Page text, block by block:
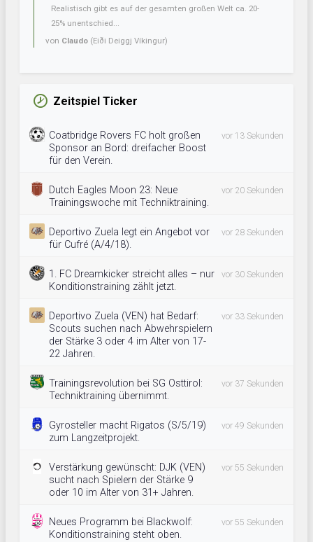
Realistisch gibt es auf der gesamten großen Welt ca. 20-
25% unentschied...
von Claudo (Eiði Deiggj Víkingur)
Zeitspiel Ticker
Coatbridge Rovers FC holt großen
Sponsor an Bord: dreifacher Boost
für den Verein.
vor 13 Sekunden
Dutch Eagles Moon 23: Neue
Trainingswoche mit Techniktraining.
vor 20 Sekunden
Deportivo Zuela legt ein Angebot vor
für Cufré (A/4/18).
vor 28 Sekunden
1. FC Dreamkicker streicht alles – nur
Konditionstraining zählt jetzt.
vor 30 Sekunden
Deportivo Zuela (VEN) hat Bedarf:
Scouts suchen nach Abwehrspielern
der Stärke 3 oder 4 im Alter von 17-
22 Jahren.
vor 33 Sekunden
Trainingsrevolution bei SG Osttirol:
Techniktraining übernimmt.
vor 37 Sekunden
Gyrosteller macht Rigatos (S/5/19)
zum Langzeitprojekt.
vor 49 Sekunden
Verstärkung gewünscht: DJK (VEN)
sucht nach Spielern der Stärke 9
oder 10 im Alter von 31+ Jahren.
vor 55 Sekunden
Neues Programm bei Blackwolf:
Konditionstraining steht oben.
vor 55 Sekunden